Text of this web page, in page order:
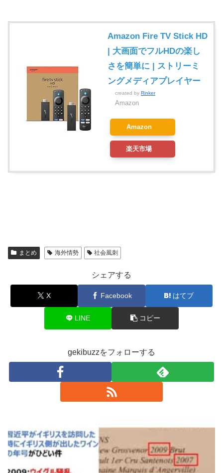
Amazon Fire TV Stick HD
| 大画面でフルHDの楽し
さを簡単に | ストリーミ
ングメディアプレイヤー
created by Rinker
Amazon
Amazon
楽天市場
まとめ 海外情勢 社会風刺
シェアする
X Facebook はてブ
LINE コピー
gekibuzzをフォローする